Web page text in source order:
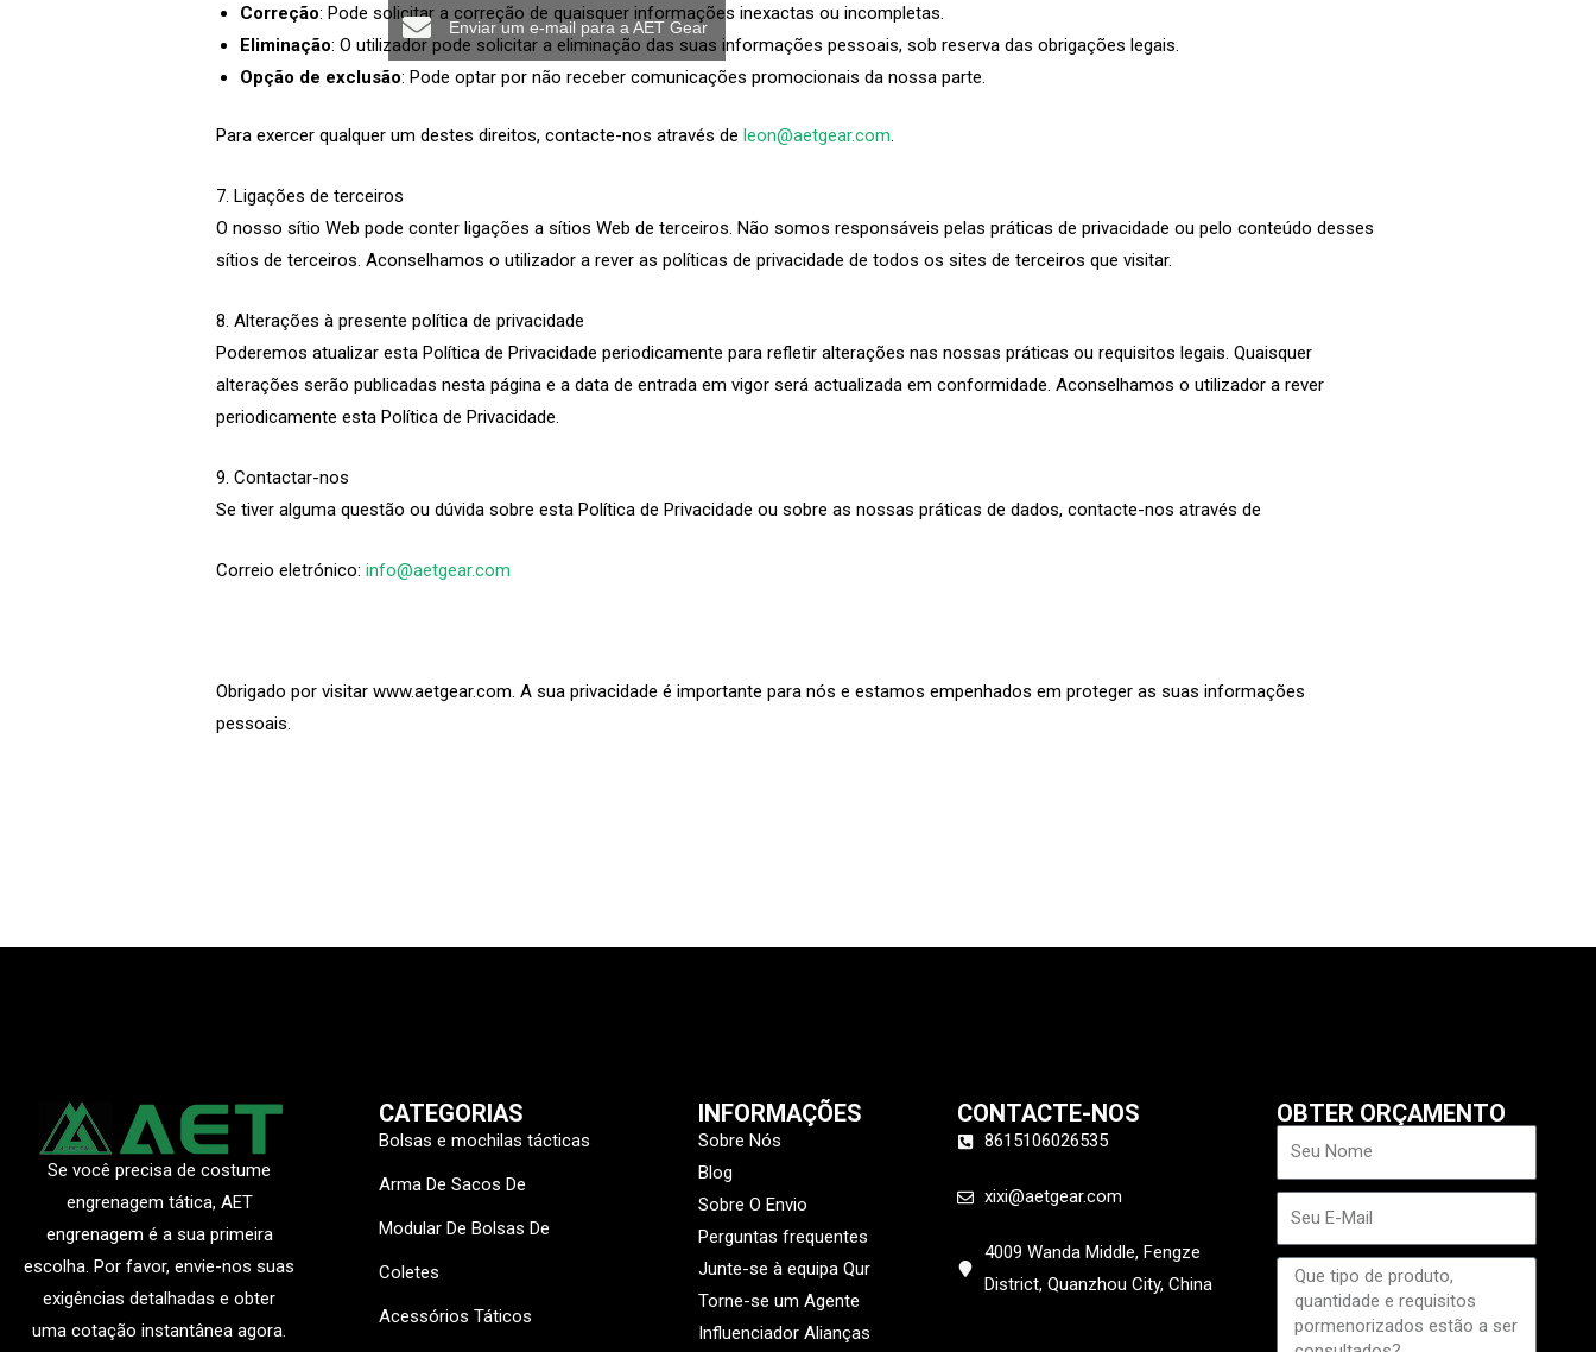
Correção: Pode solicitar a correção de quaisquer informações inexactas ou incompletas.
Eliminação: O utilizador pode solicitar a eliminação das suas informações pessoais, sob reserva das obrigações legais.
Opção de exclusão: Pode optar por não receber comunicações promocionais da nossa parte.
Para exercer qualquer um destes direitos, contacte-nos através deleon@aetgear.com.
7. Ligações de terceiros
O nosso sítio Web pode conter ligações a sítios Web de terceiros. Não somos responsáveis pelas práticas de privacidade ou pelo conteúdo desses
sítios de terceiros. Aconselhamos o utilizador a rever as políticas de privacidade de todos os sites de terceiros que visitar.
8. Alterações à presente política de privacidade
Poderemos atualizar esta Política de Privacidade periodicamente para refletir alterações nas nossas práticas ou requisitos legais. Quaisquer
alterações serão publicadas nesta página e a data de entrada em vigor será actualizada em conformidade. Aconselhamos o utilizador a rever
periodicamente esta Política de Privacidade.
9. Contactar-nos
Se tiver alguma questão ou dúvida sobre esta Política de Privacidade ou sobre as nossas práticas de dados, contacte-nos através de
Correio eletrónico:info@aetgear.com
Obrigado por visitar www.aetgear.com. A sua privacidade é importante para nós e estamos empenhados em proteger as suas informações
pessoais.
Se você precisa de costume
engrenagem tática, AET
engrenagem é a sua primeira
escolha. Por favor, envie-nos suas
exigências detalhadas e obter
uma cotação instantânea agora.
CATEGORIAS
Bolsas e mochilas tácticas
Arma De Sacos De
Modular De Bolsas De
Coletes
Acessórios Táticos
INFORMAÇÕES
Sobre Nós
Blog
Sobre O Envio
Perguntas frequentes
Junte-se à equipa Qur
Torne-se um Agente
Influenciador Alianças
CONTACTE-NOS
8615106026535
xixi@aetgear.com
4009 Wanda Middle, Fengze
District, Quanzhou City, China
OBTER ORÇAMENTO
Nome
mail
Mensagem
Enviar um e-mail para a AET Gear